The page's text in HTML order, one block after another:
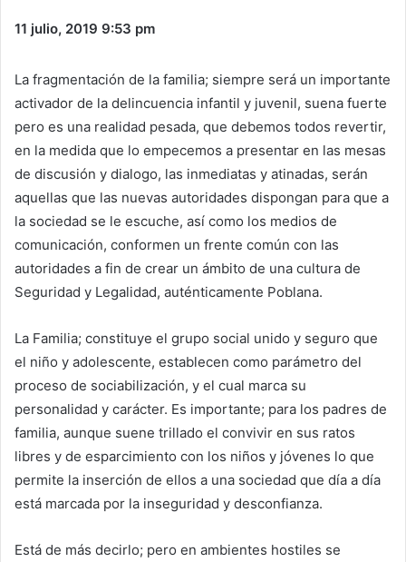
11 julio, 2019 9:53 pm
La fragmentación de la familia; siempre será un importante
activador de la delincuencia infantil y juvenil, suena fuerte
pero es una realidad pesada, que debemos todos revertir,
en la medida que lo empecemos a presentar en las mesas
de discusión y dialogo, las inmediatas y atinadas, serán
aquellas que las nuevas autoridades dispongan para que a
la sociedad se le escuche, así como los medios de
comunicación, conformen un frente común con las
autoridades a fin de crear un ámbito de una cultura de
Seguridad y Legalidad, auténticamente Poblana.
La Familia; constituye el grupo social unido y seguro que
el niño y adolescente, establecen como parámetro del
proceso de sociabilización, y el cual marca su
personalidad y carácter. Es importante; para los padres de
familia, aunque suene trillado el convivir en sus ratos
libres y de esparcimiento con los niños y jóvenes lo que
permite la inserción de ellos a una sociedad que día a día
está marcada por la inseguridad y desconfianza.
Está de más decirlo; pero en ambientes hostiles se